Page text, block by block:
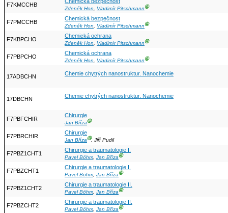
F7KMCCHB
Zdeněk Hon, Vladimír PitschmannⒼ
F7PMCCHB
Chemická bezpečnost
Zdeněk Hon, Vladimír PitschmannⒼ
F7KBPCHO
Chemická ochrana
Zdeněk Hon, Vladimír PitschmannⒼ
F7PBPCHO
Chemická ochrana
Zdeněk Hon, Vladimír PitschmannⒼ
17ADBCHN Chemie chytrých nanostruktur. Nanochemie
17DBCHN Chemie chytrých nanostruktur. Nanochemie
F7PBFCHIR
Chirurgie
Jan BřízaⒼ
F7PBRCHIR
Chirurgie
Jan BřízaⒼ, Jiří Pudil
F7PBZ1CHT1
Chirurgie a traumatologie I.
Pavel Böhm, Jan BřízaⒼ
F7PBZCHT1
Chirurgie a traumatologie I.
Pavel Böhm, Jan BřízaⒼ
F7PBZ1CHT2
Chirurgie a traumatologie II.
Pavel Böhm, Jan BřízaⒼ
F7PBZCHT2
Chirurgie a traumatologie II.
Pavel Böhm, Jan BřízaⒼ